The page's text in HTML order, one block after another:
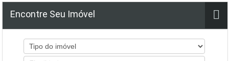
Encontre Seu Imóvel